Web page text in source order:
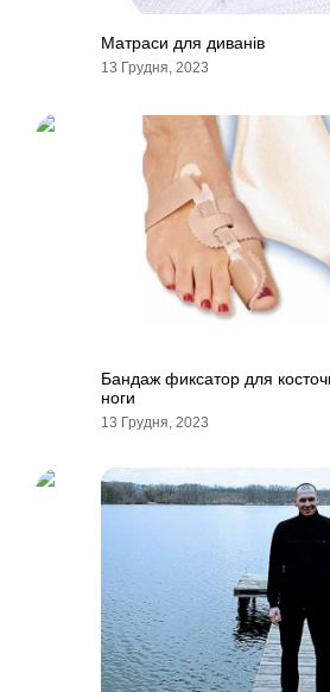
Матраси для диванів
13 Грудня, 2023
Бандаж фиксатор для
ноги
13 Грудня, 2023